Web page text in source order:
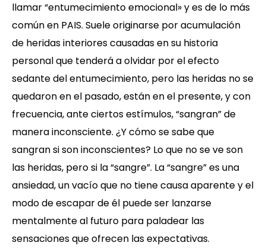
llamar “entumecimiento emocional» y es de lo más
común en PAIS. Suele originarse por acumulación
de heridas interiores causadas en su historia
personal que tenderá a olvidar por el efecto
sedante del entumecimiento, pero las heridas no se
quedaron en el pasado, están en el presente, y con
frecuencia, ante ciertos estímulos, “sangran” de
manera inconsciente. ¿Y cómo se sabe que
sangran si son inconscientes? Lo que no se ve son
las heridas, pero si la “sangre”. La “sangre” es una
ansiedad, un vacío que no tiene causa aparente y el
modo de escapar de él puede ser lanzarse
mentalmente al futuro para paladear las
sensaciones que ofrecen las expectativas.